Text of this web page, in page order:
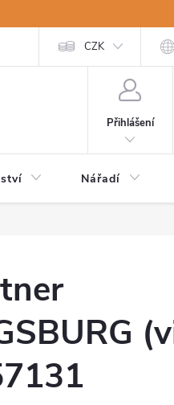
Odstoupení od kupní
CZK
Přihlášení
Nářadí